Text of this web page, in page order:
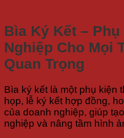
Bìa Ký Kết –
Nghiệp Cho Mọi
Quan Trọng
Bìa ký kết là một phụ kiện
họp, lễ ký kết hợp đồng,
của doanh nghiệp, giúp
nghiệp và nâng tầm hình